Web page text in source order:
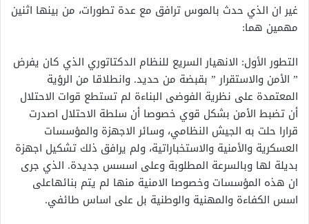
غير ان الذي حدث بالموس ترافق مع عدة تطورات، من بينها اثنين
مهمين هما:
التطور الأول: الانهيار السريع للنظام الدكتاتوري الذي كان يفرض
” الأمن والاستقرار ” بقبضة من حديد. وانطلاقا من الرؤية
المعتمدة على نظرية الفوضى البناءة لم تستطع قوات الاحتلال
أن تضبط الأمن بشكل قوي خصوصا أن سلطة الاحتلال اصدرت
قرارا حلت به الجيش النظامي، وسائر الاجهزة والمؤسسات
العسكرية والأمنية والاستخباراتية، ولم يرافق ذلك تشكيل اجهزة
بديلة لها وبالسرعة المطلوبة وعلى اسسس جديدة. الذي جرى
ان هذه المؤسسات وخصوصا الامنية منها لم يتم بنائهاعلى
اسس الكفاءة والمهنية والوطنية بل على اساس طائفي.